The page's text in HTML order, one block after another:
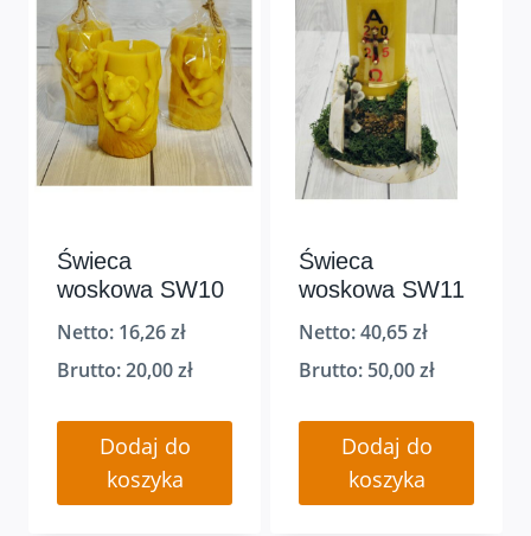
Świeca
woskowa SW10
Netto: 16,26zł
Brutto:20,00zł
Dodaj do
koszyka
Świeca
woskowa SW11
Netto:40,65zł
Brutto: 50,00zł
Dodaj do
koszyka